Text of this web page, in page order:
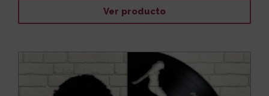
Ver producto